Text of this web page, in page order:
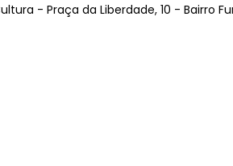
- Praça da Liberdade, 10 - Bairro